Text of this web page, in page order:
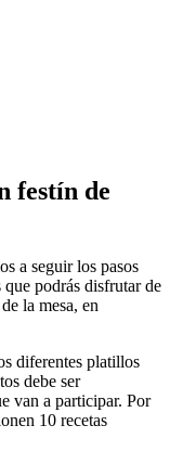
festín de
a seguir los pasos
podrás disfrutar de
la mesa, en
diferentes platillos
debe ser
van a participar. Por
10 recetas